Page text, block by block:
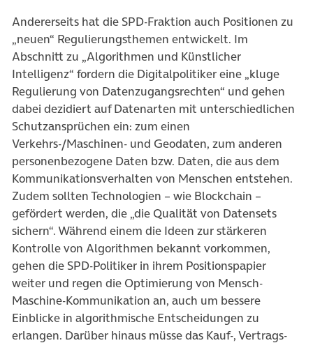
Andererseits hat die SPD-Fraktion auch Positionen zu
„neuen“ Regulierungsthemen entwickelt. Im
Abschnitt zu „Algorithmen und Künstlicher
Intelligenz“ fordern die Digitalpolitiker eine „kluge
Regulierung von Datenzugangsrechten“ und gehen
dabei dezidiert auf Datenarten mit unterschiedlichen
Schutzansprüchen ein: zum einen
Verkehrs-/Maschinen- und Geodaten, zum anderen
personenbezogene Daten bzw. Daten, die aus dem
Kommunikationsverhalten von Menschen entstehen.
Zudem sollten Technologien – wie Blockchain –
gefördert werden, die „die Qualität von Datensets
sichern“. Während einem die Ideen zur stärkeren
Kontrolle von Algorithmen bekannt vorkommen,
gehen die SPD-Politiker in ihrem Positionspapier
weiter und regen die Optimierung von Mensch-
Maschine-Kommunikation an, auch um bessere
Einblicke in algorithmische Entscheidungen zu
erlangen. Darüber hinaus müsse das Kauf-, Vertrags-